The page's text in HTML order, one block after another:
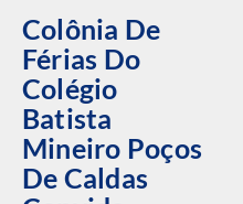
Colônia De
Férias Do
Colégio
Batista
Mineiro Poços
De Caldas